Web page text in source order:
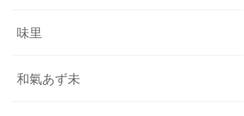
味里
和氣あず未